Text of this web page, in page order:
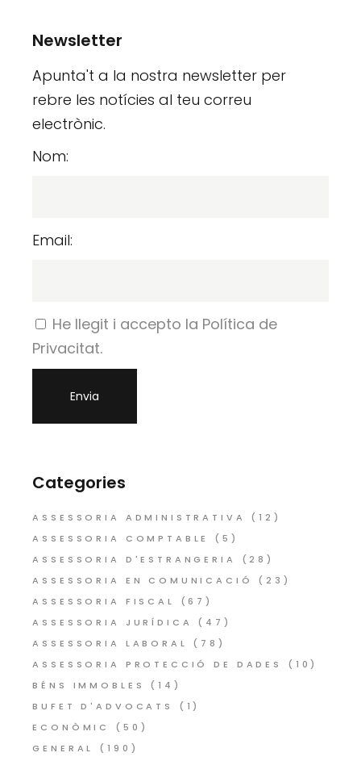
Newsletter
Apunta't a la nostra newsletter per
rebre les notícies al teu correu
electrònic.
Nom:
Email:
He llegit i accepto la Política de
Privacitat.
Categories
ASSESSORIA ADMINISTRATIVA
(12)
ASSESSORIA COMPTABLE
(5)
ASSESSORIA D'ESTRANGERIA
(28)
ASSESSORIA EN COMUNICACIÓ
(23)
ASSESSORIA FISCAL
(67)
ASSESSORIA JURÍDICA
(47)
ASSESSORIA LABORAL
(78)
ASSESSORIA PROTECCIÓ DE DADES
(10)
BÉNS IMMOBLES
(14)
BUFET D'ADVOCATS
(1)
ECONÒMIC
(50)
GENERAL
(190)